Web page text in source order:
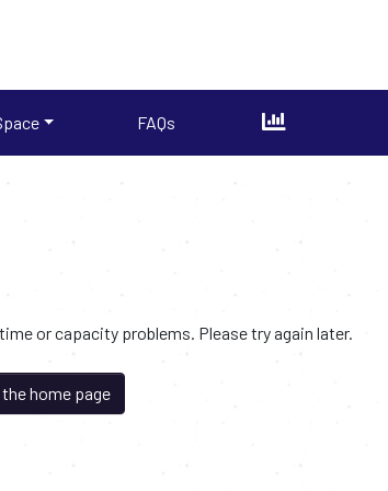
FAQs
or capacity problems. Please try again later.
home page